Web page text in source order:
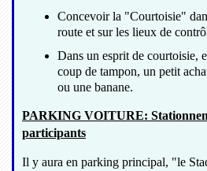
Concevoir la "Courtoisie"
route et sur les lieux de
Dans un esprit de courtoisie,
coup de tampon, un petit
ou une banane.
PARKING VOITURE:
participants
Il y aura en parking principal, "le